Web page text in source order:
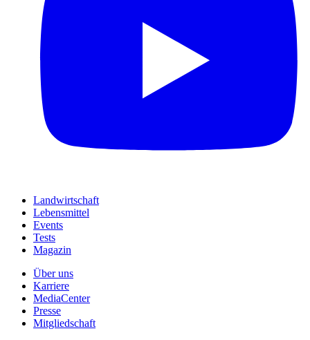
Landwirtschaft
Lebensmittel
Events
Tests
Magazin
Über uns
Karriere
MediaCenter
Presse
Mitgliedschaft